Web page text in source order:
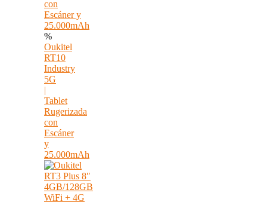
%
Oukitel
RT10
Industry
5G
|
Tablet
Rugerizada
con
Escáner
y
25.000mAh